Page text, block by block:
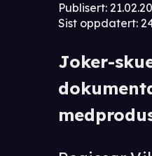
Publisert:
Sist oppdatert:
Joker-